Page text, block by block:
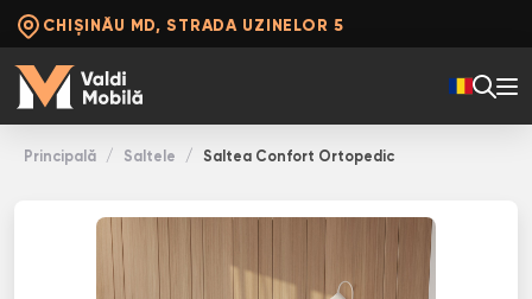
CHIȘINĂU MD, STRADA UZINELOR 5
Principală Saltele Saltea Confort Ortopedic